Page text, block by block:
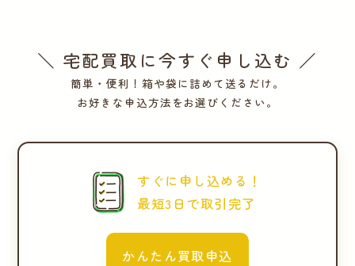
＼ 宅配買取に今すぐ申し込む ／
簡単・便利！箱や袋に詰めて送るだけ。
お好きな申込方法をお選びください。
すぐに申し込める！
最短3日で取引完了
かんたん買取申込